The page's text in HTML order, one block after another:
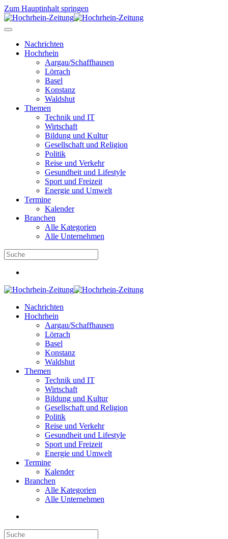
Zum Hauptinhalt springen
Nachrichten
Hochrhein
Aargau/Schaffhausen
Lörrach
Basel
Konstanz
Waldshut
Themen
Technik und IT
Wirtschaft
Bildung und Kultur
Gesellschaft und Religion
Politik
Reise und Verkehr
Gesundheit und Lifestyle
Sport und Freizeit
Energie und Umwelt
Termine
Kalender
Branchen
Alle Kategorien
Alle Unternehmen
Nachrichten
Hochrhein
Aargau/Schaffhausen
Lörrach
Basel
Konstanz
Waldshut
Themen
Technik und IT
Wirtschaft
Bildung und Kultur
Gesellschaft und Religion
Politik
Reise und Verkehr
Gesundheit und Lifestyle
Sport und Freizeit
Energie und Umwelt
Termine
Kalender
Branchen
Alle Kategorien
Alle Unternehmen